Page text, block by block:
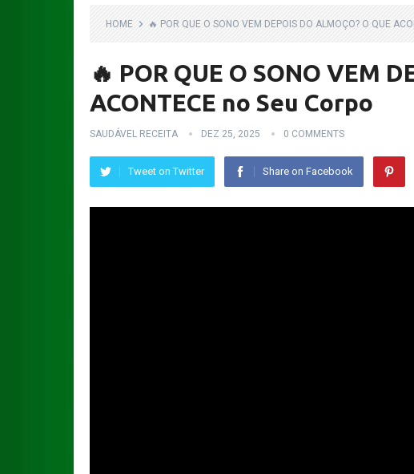
HOME 🔥 POR QUE O SONO VEM DEPOIS DO ALMOÇO? O QUE
🔥 POR QUE O SONO VEM
ACONTECE no Seu Corpo
SAUDÁVEL RECEITA DEZ 25, 2025 0 COMMENTS
Tweet on Twitter Share on Facebook